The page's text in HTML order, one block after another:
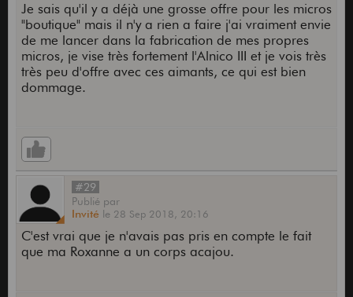
Je sais qu'il y a déjà une grosse offre pour les micros
"boutique" mais il n'y a rien a faire j'ai vraiment envie
de me lancer dans la fabrication de mes propres
micros, je vise très fortement l'Alnico III et je vois très
très peu d'offre avec ces aimants, ce qui est bien
dommage.
#29
Publié par
Invité le 28 Sep 2018, 20:16
C'est vrai que je n'avais pas pris en compte le fait
que ma Roxanne a un corps acajou.